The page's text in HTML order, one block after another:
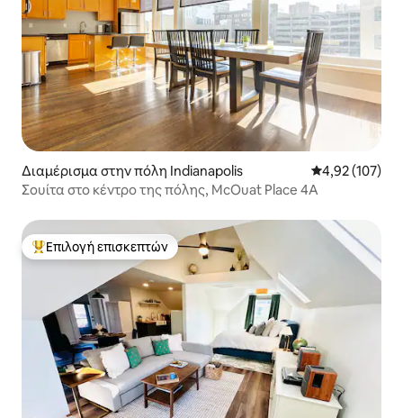
Διαμέρισμα στην πόλη Indianapolis Μέση
4,92 (107)
Σουίτα στο κέντρο της πόλης, McOuat Place 4A
Κορυφαία επιλογή επισκεπτών
Επιλογή επισκεπτών